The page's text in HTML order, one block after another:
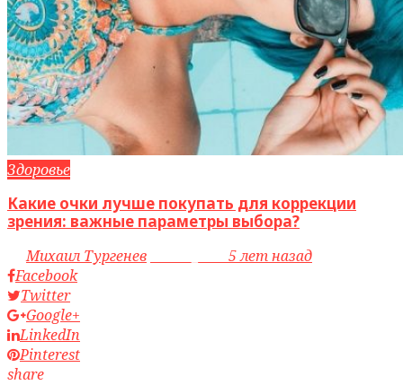
Здоровье
Какие очки лучше покупать для коррекции
зрения: важные параметры выбора?
byМихаил Тургенев
5 лет назад
Facebook
Twitter
Google+
LinkedIn
Pinterest
share